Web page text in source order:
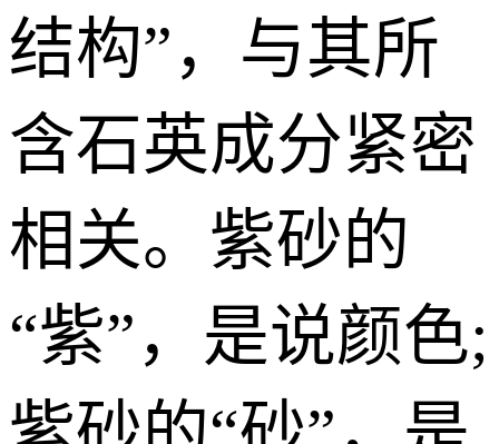
结构”，与其所
含石英成分紧密
相关。紫砂的
“紫”，是说颜色;